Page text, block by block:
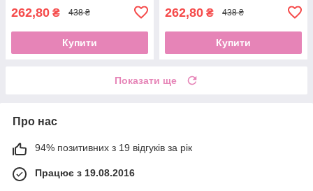
262,80 ₴ 438 ₴
Купити
262,80 ₴ 438 ₴
Купити
Показати ще
Про нас
94% позитивних з 19 відгуків за рік
Працює з 19.08.2016